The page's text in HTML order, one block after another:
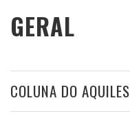
GERAL
COLUNA DO AQUILES